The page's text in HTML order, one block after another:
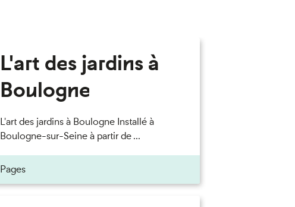
L'art des jardins à
Boulogne
L'art des jardins à Boulogne Installé à
Boulogne-sur-Seine à partir de ...
Pages